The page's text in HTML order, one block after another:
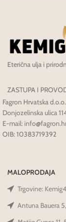
Eterična ulja i
ZASTUPA I
Fagron Hrvatska d.o.o.
Donjozelinska ulica
E-mail:
OIB: 10383719392
MALOPRODAJA
Trgovine:
Antuna Bauera